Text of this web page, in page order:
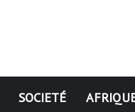
SOCIETÉ